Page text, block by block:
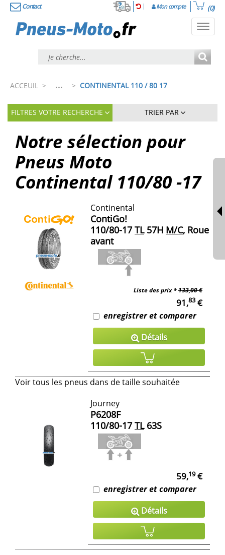
Contact Mon compte (0)
ACCEUIL > ... > CONTINENTAL 110 / 80 17
FILTRES VOTRE RECHERCHE TRIER PAR
Notre sélection pour
Pneus Moto
Continental 110/80 -17
Continental
ContiGo!
110/80-17 TL57H M/C, Roue
avant
Liste des prix *133,00 €
91,83€
enregistrer et comparer
Détails
Voir tous les pneus dans de taille souhaitée
Journey
P6208F
110/80-17 TL63S
59,19€
enregistrer et comparer
Détails